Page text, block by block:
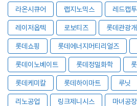
라온시큐어 랩지노믹스 레드캡
레이저옵텍 로보티즈 롯데관광
롯데쇼핑 롯데에너지머티리얼즈
롯데이노베이트 롯데정밀화학
롯데케미칼 롯데하이마트 루닛
리노공업 링크제니시스 마녀공장